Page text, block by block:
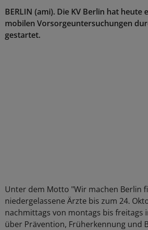
BERLIN (ami). Die KV Berlin hat heute
mobilen Vorsorgeuntersuchungen
gestartet.
Unter dem Motto "Wir machen Berlin
niedergelassene Ärzte bis zum 24.
nachmittags von montags bis freitags
über Prävention, Früherkennung und